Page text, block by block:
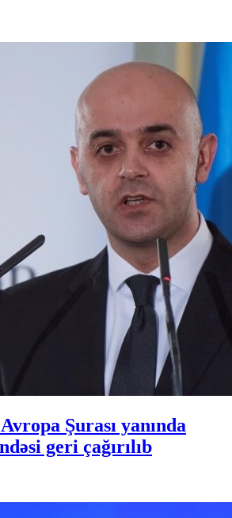
Şurası yanında
geri çağırılıb